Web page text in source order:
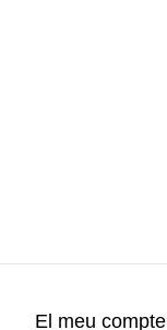
El meu compte